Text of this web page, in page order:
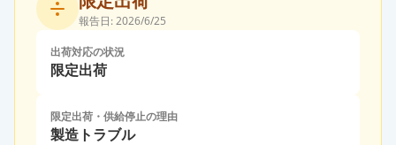
報告日: 2026/6/25
出荷対応の状況
限定出荷
限定出荷・供給停止の理由
製造トラブル